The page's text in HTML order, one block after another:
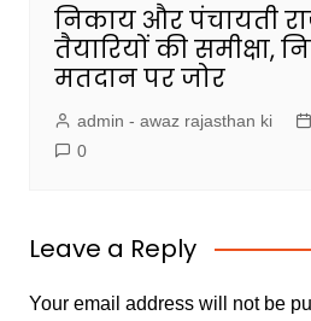
निकाय और पंचायती
तैयारियों की समीक्षा,
मतदान पर जोर
admin - awaz rajasthan ki
0
Leave a Reply
Your email address will not be